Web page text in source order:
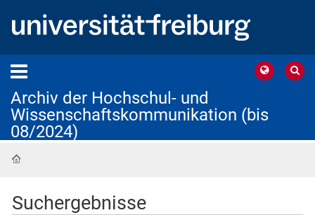
Archiv der Hochschul- und
Wissenschaftskommunikation (bis
08/2024)
Suchergebnisse